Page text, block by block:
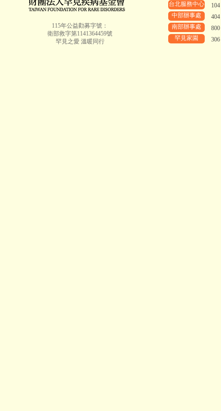
115年公益勸募字號：
衛部救字第1141364459號
罕見之愛 溫暖同行
台北服務中心
中部辦事處
南部辦事處
罕見家園